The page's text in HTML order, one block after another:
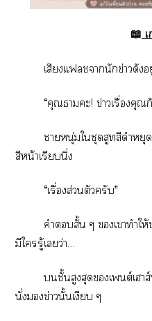
📖เ
เสียงแฟลชานักข่าวดัง
“คุณธามะ! ข่าวเรื่องคุณ
าหนุ่มใชุดสูทสีดำหยุ
สีหน้าเรียบนิ่ง
“เรื่องส่วนตัวครับ”
คำสั้น ๆ เาทำใ
มีใรู้เว่า…
ชั้นสูงสุดเนต์เ
นั่งข่าวนั้นเงียบ ๆ